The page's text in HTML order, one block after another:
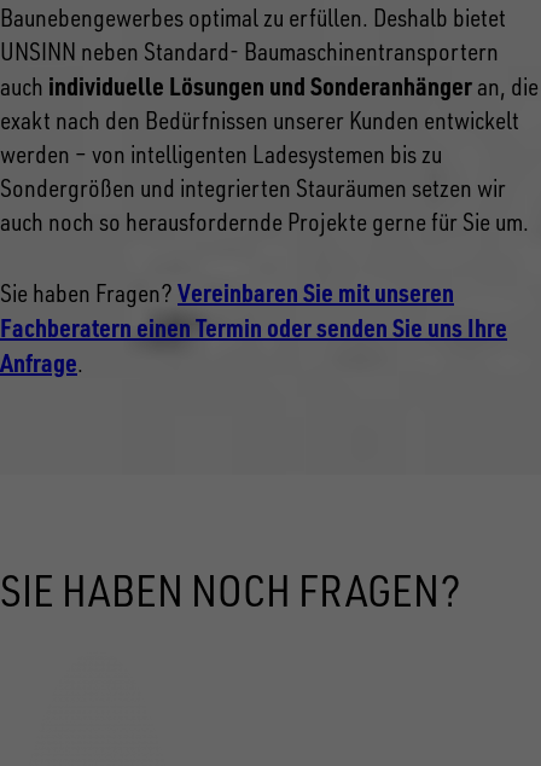
Baunebengewerbes optimal zu erfüllen. Deshalb bietet
UNSINN neben Standard- Baumaschinentransportern
auch individuelle Lösungen und Sonderanhänger an, die
exakt nach den Bedürfnissen unserer Kunden entwickelt
werden – von intelligenten Ladesystemen bis zu
Sondergrößen und integrierten Stauräumen setzen wir
auch noch so herausfordernde Projekte gerne für Sie um.
Sie haben Fragen? Vereinbaren Sie mit unseren
Fachberatern einen Termin oder senden Sie uns Ihre
Anfrage.
SIE HABEN NOCH FRAGEN?